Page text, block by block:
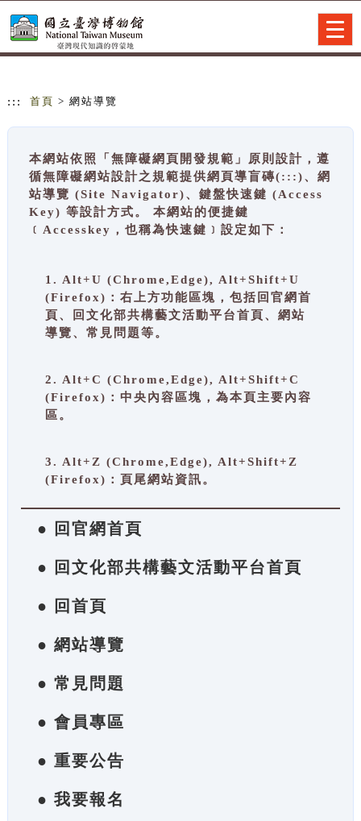
::: 首頁 > 網站導覽
本網站依照「無障礙網頁開發規範」原則設計，遵
循無障礙網站設計之規範提供網頁導盲磚(:::)、網
站導覽 (Site Navigator)、鍵盤快速鍵 (Access
Key) 等設計方式。 本網站的便捷鍵
﹝Accesskey，也稱為快速鍵﹞設定如下：
1. Alt+U (Chrome,Edge), Alt+Shift+U
(Firefox)：右上方功能區塊，包括回官網首
頁、回文化部共構藝文活動平台首頁、網站
導覽、常見問題等。
2. Alt+C (Chrome,Edge), Alt+Shift+C
(Firefox)：中央內容區塊，為本頁主要內容
區。
3. Alt+Z (Chrome,Edge), Alt+Shift+Z
(Firefox)：頁尾網站資訊。
● 回官網首頁
● 回文化部共構藝文活動平台首頁
● 回首頁
● 網站導覽
● 常見問題
● 會員專區
● 重要公告
● 我要報名